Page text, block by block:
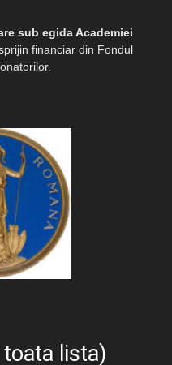
sub egida Academiei
financiar din Fondul
toata lista)